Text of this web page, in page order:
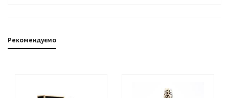
Рекомендуємо